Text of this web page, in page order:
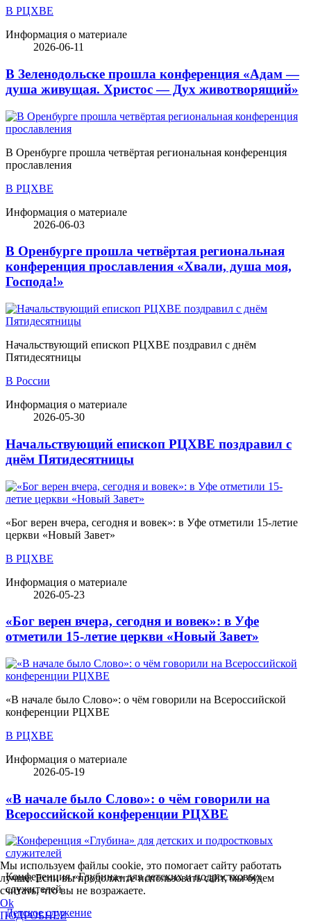
В РЦХВЕ
Информация о материале
2026-06-11
В Зеленодольске прошла конференция «Адам —
душа живущая. Христос — Дух животворящий»
В Оренбурге прошла четвёртая региональная конференция
прославления
В РЦХВЕ
Информация о материале
2026-06-03
В Оренбурге прошла четвёртая региональная
конференция прославления «Хвали, душа моя,
Господа!»
Начальствующий епископ РЦХВЕ поздравил с днём
Пятидесятницы
В России
Информация о материале
2026-05-30
Начальствующий епископ РЦХВЕ поздравил с
днём Пятидесятницы
«Бог верен вчера, сегодня и вовек»: в Уфе отметили 15-летие
церкви «Новый Завет»
В РЦХВЕ
Информация о материале
2026-05-23
«Бог верен вчера, сегодня и вовек»: в Уфе
отметили 15-летие церкви «Новый Завет»
«В начале было Слово»: о чём говорили на Всероссийской
конференции РЦХВЕ
В РЦХВЕ
Информация о материале
2026-05-19
«В начале было Слово»: о чём говорили на
Всероссийской конференции РЦХВЕ
Конференция «Глубина» для детских и подростковых
служителей
Детское служение
Мы используем файлы cookie, это помогает сайту работать
лучше. Если вы продолжите использовать сайт, мы будем
считать, что вы не возражаете.
Ok
ПОДРОБНЕЕ